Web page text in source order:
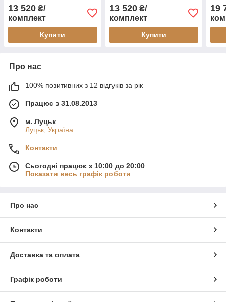
13 520 ₴/
комплект
Купити
13 520₴/
комплект
Купити
19
Про нас
100% позитивних з 12 відгуків за рік
Працює з 31.08.2013
м. Луцьк
Луцьк, Україна
Контакти
Сьогодні працює з 10:00 до 20:00
Показати весь графік роботи
Про нас
Контакти
Доставка та оплата
Графік роботи